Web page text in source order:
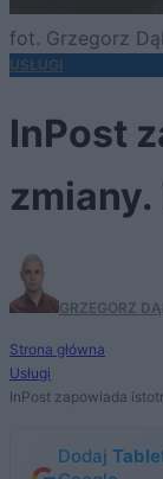
fot. Grzegorz
USŁUGI
InPost
zmiany.
GRZEGORZ
Strona główna
Usługi
InPost zapowiada
Dodaj